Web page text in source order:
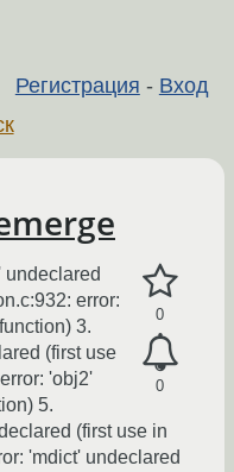
Регистрация - Вход
0
0
undeclared
error:
3.
(first use
'obj2'
5.
(first use in
'mdict' undeclared